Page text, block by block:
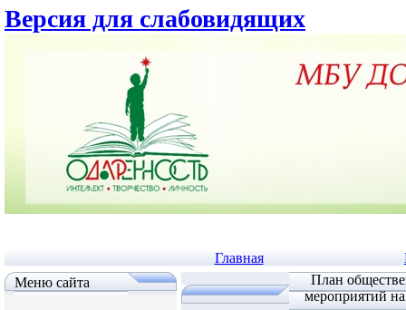
Версия для слабовидящих
Главная
Меню сайта
План
мероприятий